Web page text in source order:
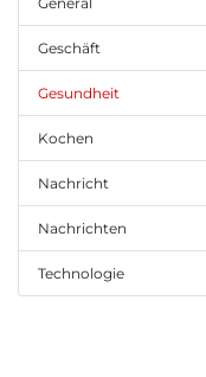
Geschäft
Gesundheit
Kochen
Nachricht
Nachrichten
Technologie